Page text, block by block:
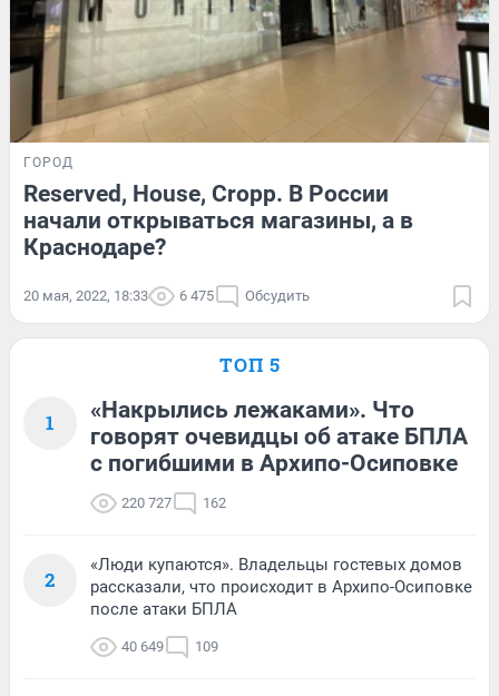
ГОРОД
Reserved, House, Cropp. В России
начали открываться магазины, а в
Краснодаре?
20 мая, 2022, 18:33 6 475 Обсудить
ТОП 5
1
«Накрылись лежаками». Что
говорят очевидцы об атаке БПЛА
с погибшими в Архипо-Осиповке
220 727 162
2
«Люди купаются». Владельцы гостевых домов
рассказали, что происходит в Архипо-Осиповке
после атаки БПЛА
40 649 109